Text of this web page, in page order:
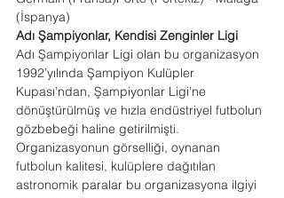
(İspanya)
Adı Şampiyonlar, Kendisi Zenginler Ligi
Adı Şampiyonlar Ligi olan bu organizasyon
1992’yılında Şampiyon Kulüpler
Kupası’ndan, Şampiyonlar Ligi’ne
dönüştürülmüş ve hızla endüstriyel futbolun
gözbebeği haline getirilmişti.
Organizasyonun görselliği, oynanan
futbolun kalitesi, kulüplere dağıtılan
astronomik paralar bu organizasyona ilgiyi